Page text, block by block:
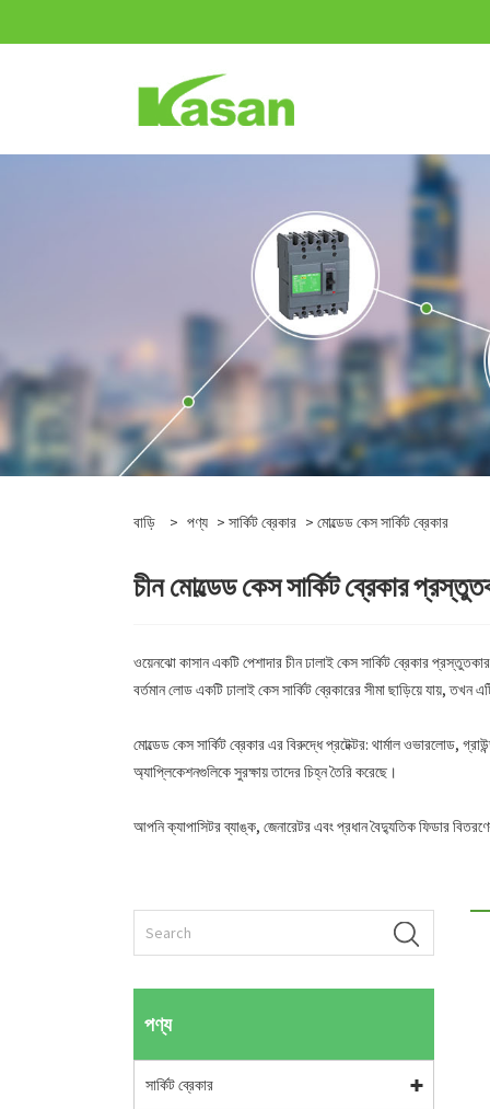
বাড়ি > পণ্য > সার্কিট ব্রেকার > মোল্ডেড কেস সার্কিট ব্রেকার
চীন মোল্ডেড কেস সার্কিট ব্রেকার
ওয়েনঝো কাসান একটি পেশাদার চীন ঢালাই কেস সার্কিট ব্রেকার
বর্তমান লোড একটি ঢালাই কেস সার্কিট ব্রেকারের সীমা ছাড়িয়ে যায়,
মোল্ডেড কেস সার্কিট ব্রেকার এর বিরুদ্ধে প্রটেক্টর: থার্মাল ওভারলোড,
অ্যাপ্লিকেশনগুলিকে সুরক্ষায় তাদের চিহ্ন তৈরি করেছে।
আপনি ক্যাপাসিটর ব্যাঙ্ক, জেনারেটর এবং প্রধান বৈদ্যুতিক ফিডার
পণ্য
সার্কিট ব্রেকার